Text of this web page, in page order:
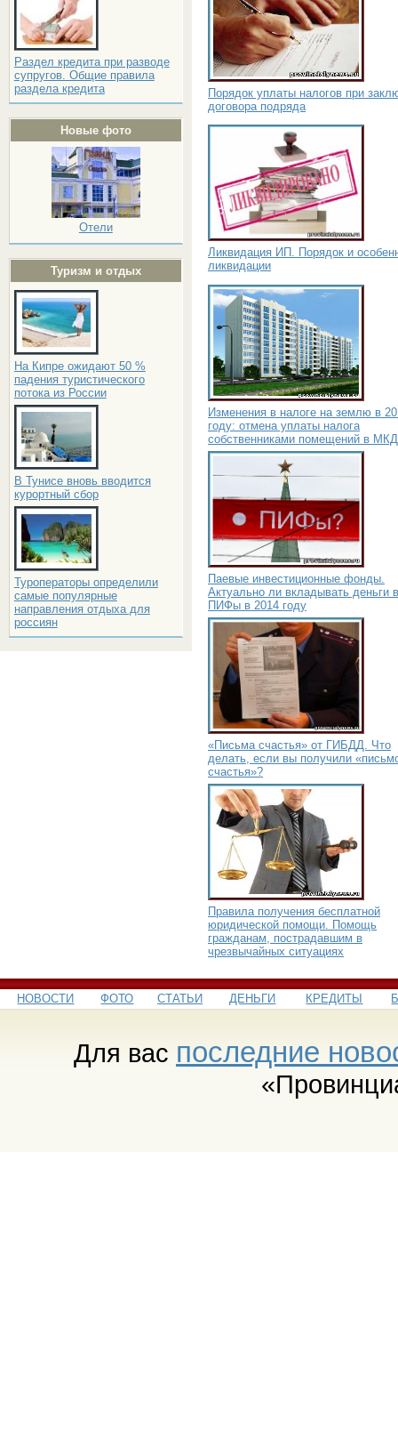
Раздел кредита при разводе
супругов. Общие правила
раздела кредита
Новые фото
Отели
Туризм и отдых
На Кипре ожидают 50 %
падения туристического
потока из России
В Тунисе вновь вводится
курортный сбор
Туроператоры определили
самые популярные
направления отдыха для
россиян
Порядок уплаты налогов при
договора подряда
Ликвидация ИП. Порядок и
ликвидации
Изменения в налоге на землю в
году: отмена уплаты налога
собственниками помещений в МКД
Паевые инвестиционные фонды.
Актуально ли вкладывать деньги в
ПИФы в 2014 году
«Письма счастья» от ГИБДД. Что
делать, если вы получили
счастья»?
Правила получения бесплатной
юридической помощи. Помощь
гражданам, пострадавшим в
чрезвычайных ситуациях
НОВОСТИ ФОТО СТАТЬИ ДЕНЬГИ КРЕДИТЫ
Для вас последние